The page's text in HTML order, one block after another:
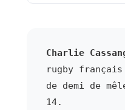
Charlie
rugby
de demi de
14.